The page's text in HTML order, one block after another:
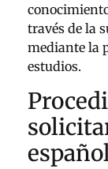
través de la
mediante la
estudios.